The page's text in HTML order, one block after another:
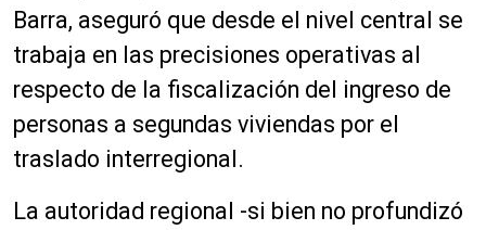
Barra, aseguró que desde el nivel central se
trabaja en las precisiones operativas al
respecto de la fiscalización del ingreso de
personas a segundas viviendas por el
traslado interregional.
La autoridad regional -si bien no profundizó